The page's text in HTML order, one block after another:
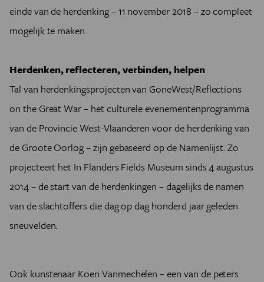
einde van de herdenking – 11 november 2018 – zo compleet
mogelijk te maken.
Herdenken, reflecteren, verbinden, helpen
Tal van herdenkingsprojecten van GoneWest/Reflections
on the Great War – het culturele evenementenprogramma
van de Provincie West-Vlaanderen voor de herdenking van
de Groote Oorlog – zijn gebaseerd op de Namenlijst. Zo
projecteert het In Flanders Fields Museum sinds 4 augustus
2014 – de start van de herdenkingen – dagelijks de namen
van de slachtoffers die dag op dag honderd jaar geleden
sneuvelden.
Ook kunstenaar Koen Vanmechelen – een van de peters